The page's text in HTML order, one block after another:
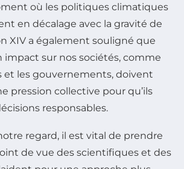
où les politiques climatiques
en décalage avec la gravité de
XIV a également souligné que
sur nos sociétés, comme
et les gouvernements, doivent
pression collective pour qu’ils
responsables.
regard, il est vital de prendre
de vue des scientifiques et des